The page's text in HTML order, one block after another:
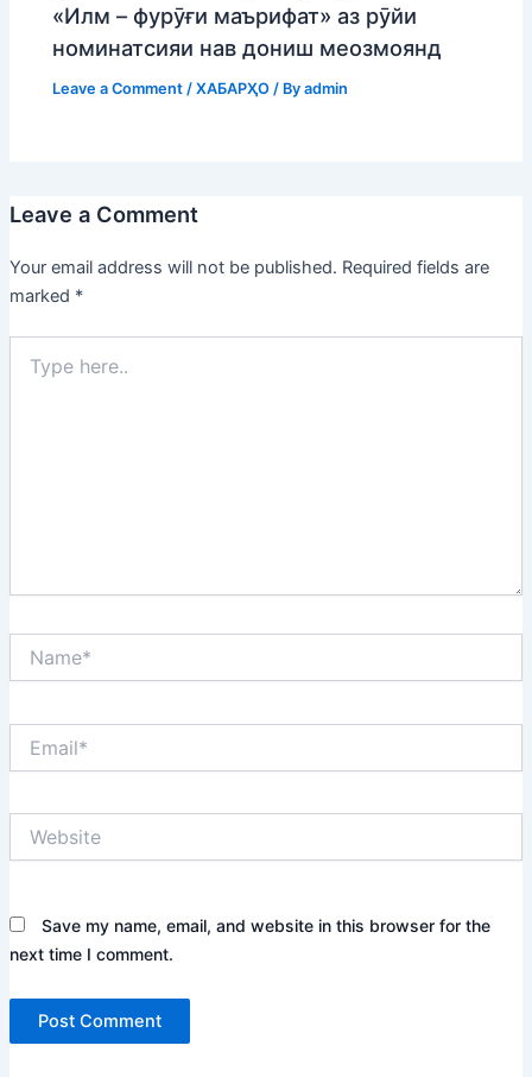
«Илм – фурӯғи маърифат» аз рӯйи
номинатсияи нав дониш меозмоянд
Leave a Comment /ХАБАРҲО / Byadmin
Leave a Comment
Your email address will not be published. Required fields are
marked *
here..
Save my name, email, and website in this browser for the
next time I comment.